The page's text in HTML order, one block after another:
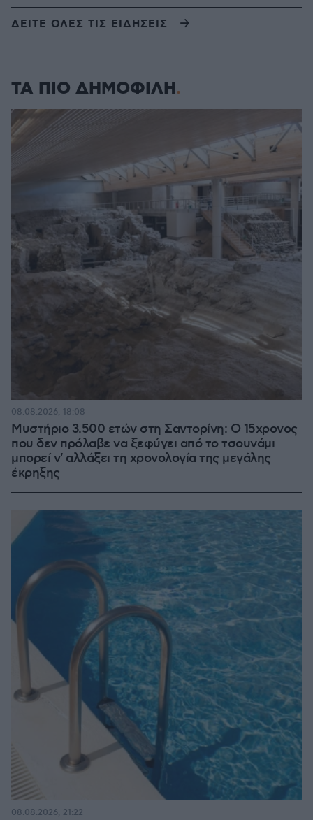
ΔΕΙΤΕ ΟΛΕΣ ΤΙΣ ΕΙΔΗΣΕΙΣ
ΤΑ ΠΙΟ ΔΗΜΟΦΙΛΗ
Μυστήριο 3.500 ετών στη Σαντορίνη: Ο 15χρονος
που δεν πρόλαβε να ξεφύγει από το τσουνάμι
μπορεί ν' αλλάξει τη χρονολογία της μεγάλης
έκρηξης
08.08.2026, 18:08
08.08.2026, 21:22